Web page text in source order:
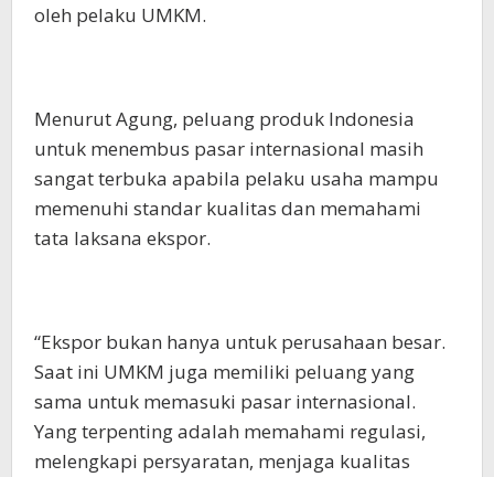
oleh pelaku UMKM.
Menurut Agung, peluang produk Indonesia
untuk menembus pasar internasional masih
sangat terbuka apabila pelaku usaha mampu
memenuhi standar kualitas dan memahami
tata laksana ekspor.
“Ekspor bukan hanya untuk perusahaan besar.
Saat ini UMKM juga memiliki peluang yang
sama untuk memasuki pasar internasional.
Yang terpenting adalah memahami regulasi,
melengkapi persyaratan, menjaga kualitas